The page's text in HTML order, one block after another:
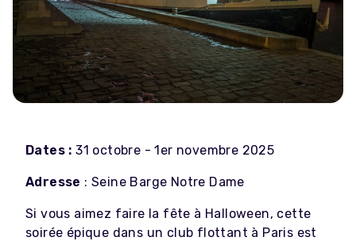
Dates : 31 octobre - 1er novembre 2025
Adresse :Seine Barge Notre Dame
Si vous aimez faire la fête à Halloween, cette
soirée épique dans un club flottant à Paris est